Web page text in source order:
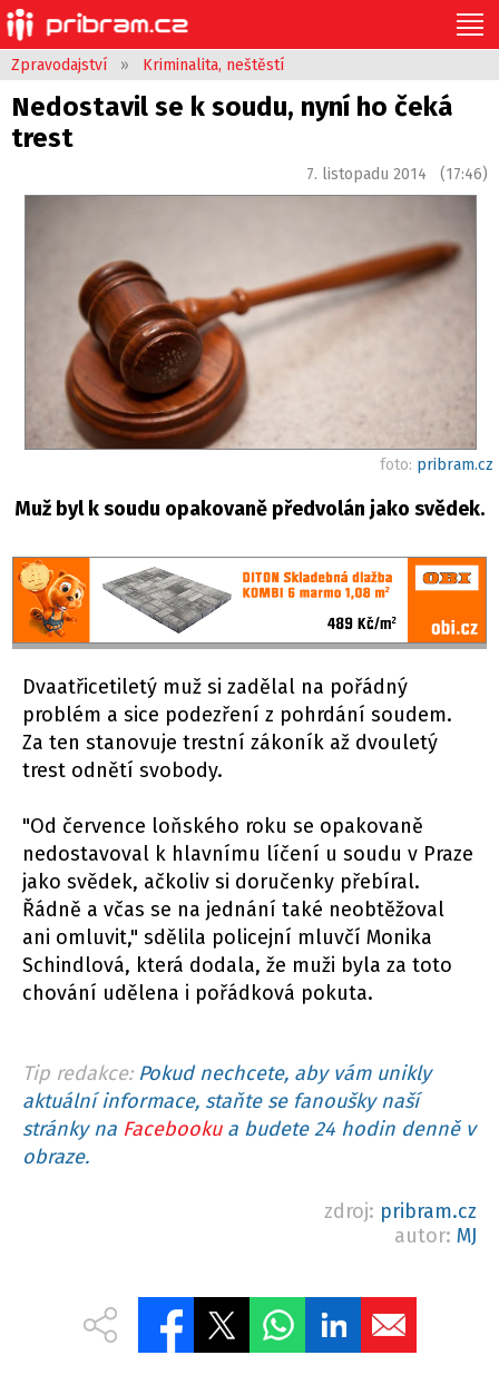
Zpravodajství » Kriminalita, neštěstí
Nedostavil se k soudu, nyní ho čeká
trest
7. listopadu 2014 (17:46)
foto: pribram.cz
Muž byl k soudu opakovaně předvolán jako svědek.
Dvaatřicetiletý muž si zadělal na pořádný
problém a sice podezření z pohrdání soudem.
Za ten stanovuje trestní zákoník až dvouletý
trest odnětí svobody.
"Od července loňského roku se opakovaně
nedostavoval k hlavnímu líčení u soudu v Praze
jako svědek, ačkoliv si doručenky přebíral.
Řádně a včas se na jednání také neobtěžoval
ani omluvit," sdělila policejní mluvčí Monika
Schindlová, která dodala, že muži byla za toto
chování udělena i pořádková pokuta.
Tip redakce: Pokud nechcete, aby vám unikly
aktuální informace, staňte se fanoušky naší
stránky na Facebookua budete 24 hodin denně v
obraze.
zdroj: pribram.cz
autor: MJ